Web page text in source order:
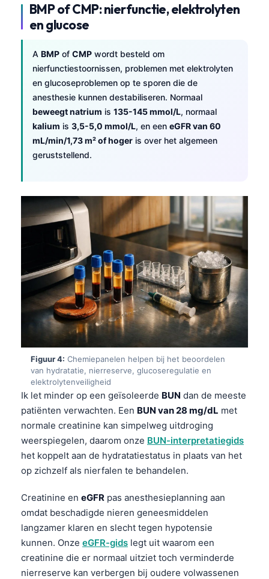
BMP of CMP: nierfunctie, elektrolyten
en glucose
A BMP of CMP wordt besteld om
nierfunctiestoornissen, problemen met elektrolyten
en glucoseproblemen op te sporen die de
anesthesie kunnen destabiliseren. Normaal
beweegt natrium is 135-145 mmol/L, normaal
kalium is 3,5-5,0 mmol/L, en een eGFR van 60
mL/min/1,73 m² of hoger is over het algemeen
geruststellend.
Figuur 4: Chemiepanelen helpen bij het beoordelen
van hydratatie, nierreserve, glucoseregulatie en
elektrolytenveiligheid
Ik let minder op een geïsoleerde BUN dan de meeste
patiënten verwachten. Een BUN van 28 mg/dL met
normale creatinine kan simpelweg uitdroging
weerspiegelen, daarom onze BUN-interpretatiegids
het koppelt aan de hydratatiestatus in plaats van het
op zichzelf als nierfalen te behandelen.
Creatinine en eGFR pas anesthesieplanning aan
omdat beschadigde nieren geneesmiddelen
langzamer klaren en slecht tegen hypotensie
kunnen. Onze eGFR-gids legt uit waarom een
creatinine die er normaal uitziet toch verminderde
nierreserve kan verbergen bij oudere volwassenen